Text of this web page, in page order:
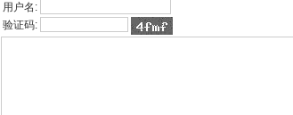
用户名:
验证码: